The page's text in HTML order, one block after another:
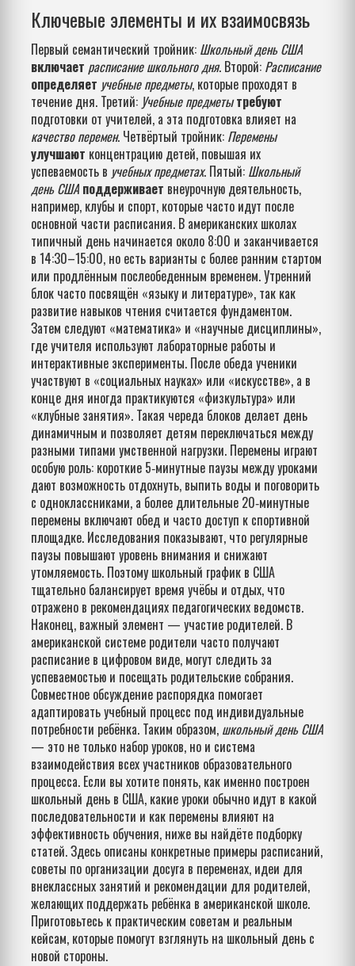
Ключевые элементы и их взаимосвязь
Первый семантический тройник: Школьный день США
включает расписание школьного дня. Второй: Расписание
определяет учебные предметы, которые проходят в
течение дня. Третий: Учебные предметы требуют
подготовки от учителей, а эта подготовка влияет на
качество перемен. Четвёртый тройник: Перемены
улучшают концентрацию детей, повышая их
успеваемость в учебных предметах. Пятый: Школьный
день США поддерживает внеурочную деятельность,
например, клубы и спорт, которые часто идут после
основной части расписания. В американских школах
типичный день начинается около 8:00 и заканчивается
в 14:30–15:00, но есть варианты с более ранним стартом
или продлённым послеобеденным временем. Утренний
блок часто посвящён «языку и литературе», так как
развитие навыков чтения считается фундаментом.
Затем следуют «математика» и «научные дисциплины»,
где учителя используют лабораторные работы и
интерактивные эксперименты. После обеда ученики
участвуют в «социальных науках» или «искусстве», а в
конце дня иногда практикуются «физкультура» или
«клубные занятия». Такая череда блоков делает день
динамичным и позволяет детям переключаться между
разными типами умственной нагрузки. Перемены играют
особую роль: короткие 5‑минутные паузы между уроками
дают возможность отдохнуть, выпить воды и поговорить
с одноклассниками, а более длительные 20‑минутные
перемены включают обед и часто доступ к спортивной
площадке. Исследования показывают, что регулярные
паузы повышают уровень внимания и снижают
утомляемость. Поэтому школьный график в США
тщательно балансирует время учёбы и отдых, что
отражено в рекомендациях педагогических ведомств.
Наконец, важный элемент — участие родителей. В
американской системе родители часто получают
расписание в цифровом виде, могут следить за
успеваемостью и посещать родительские собрания.
Совместное обсуждение распорядка помогает
адаптировать учебный процесс под индивидуальные
потребности ребёнка. Таким образом, школьный день США
— это не только набор уроков, но и система
взаимодействия всех участников образовательного
процесса. Если вы хотите понять, как именно построен
школьный день в США, какие уроки обычно идут в какой
последовательности и как перемены влияют на
эффективность обучения, ниже вы найдёте подборку
статей. Здесь описаны конкретные примеры расписаний,
советы по организации досуга в переменах, идеи для
внеклассных занятий и рекомендации для родителей,
желающих поддержать ребёнка в американской школе.
Приготовьтесь к практическим советам и реальным
кейсам, которые помогут взглянуть на школьный день с
новой стороны.